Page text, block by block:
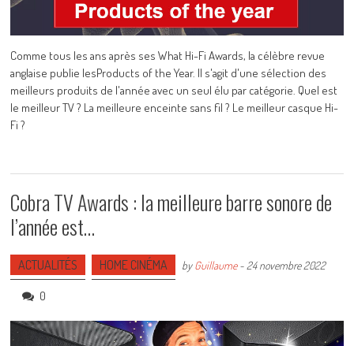
Comme tous les ans après ses What Hi-Fi Awards, la célèbre revue
anglaise publie lesProducts of the Year. Il s'agit d'une sélection des
meilleurs produits de l'année avec un seul élu par catégorie. Quel est
le meilleur TV ? La meilleure enceinte sans fil ? Le meilleur casque Hi-
Fi ?
Cobra TV Awards : la meilleure barre sonore de
l’année est…
ACTUALITÉS HOME CINÉMA byGuillaume- 24 novembre 2022
0